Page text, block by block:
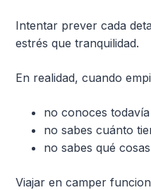
Intentar prever cada
estrés que tranquilidad.
En realidad, cuando
no conoces
no sabes cuánto
no sabes qué
Viajar en camper